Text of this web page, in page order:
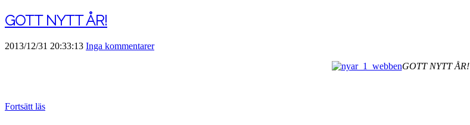
GOTT NYTT ÅR!
2013/12/31 20:33:13 Inga kommentarer
GOTT NYTT ÅR!
Fortsätt läs